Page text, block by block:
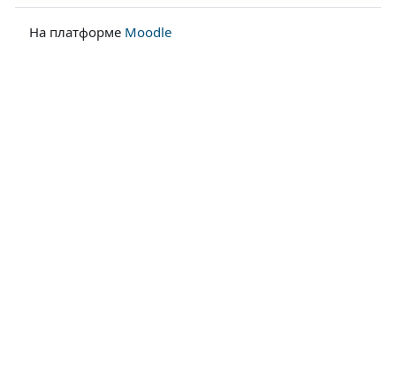
На платформе Moodle